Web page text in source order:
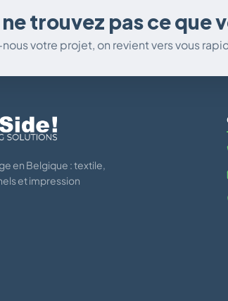
trouvez pas ce que
votre projet, on revient vers vous
en Belgique : textile,
et impression